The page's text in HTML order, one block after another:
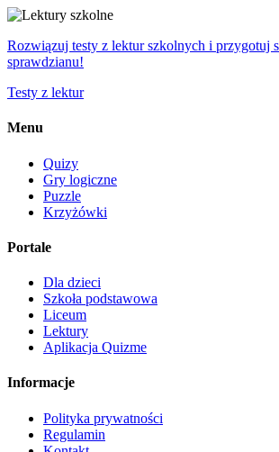
Rozwiązuj testy z lektur szkolnych i przygotuj
sprawdzianu!
Testy z lektur
Menu
Quizy
Gry logiczne
Puzzle
Krzyżówki
Portale
Dla dzieci
Szkoła podstawowa
Liceum
Lektury
Aplikacja Quizme
Informacje
Polityka prywatności
Regulamin